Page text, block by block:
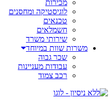
מכירות
לוגיסטיקה ומחסנים
טכנאים
חשמלאים
שירותי משרד
משרות שוות במיוחד
שכר גבוה
עבודות מעניינות
רכב צמוד